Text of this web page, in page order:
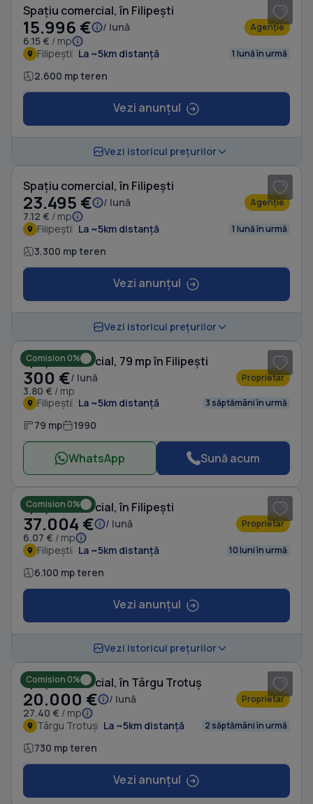
Spațiu comercial, în Filipești
15.996 €
/ lună
6.15 € / mp
Agenție
Filipești La ~5km distanță 1 lună în urmă
2.600 mp teren
Vezi anunțul
Vezi istoricul prețurilor
Spațiu comercial, în Filipești
23.495 €
/ lună
7.12 € / mp
Agenție
Filipești La ~5km distanță 1 lună în urmă
3.300 mp teren
Vezi anunțul
Vezi istoricul prețurilor
Comision 0%
Spațiu comercial, 79 mp în Filipești
300 €/ lună
3.80 € / mp
Proprietar
Filipești La ~5km distanță 3 săptămâni în urmă
79 mp 1990
WhatsApp Sună acum
Comision 0%
Spațiu comercial, în Filipești
37.004 €
/ lună
6.07 € / mp
Proprietar
Filipești La ~5km distanță 10 luni în urmă
6.100 mp teren
Vezi anunțul
Vezi istoricul prețurilor
Comision 0%
Spațiu comercial, în Târgu Trotuș
20.000 €
/ lună
27.40 € / mp
Proprietar
Târgu Trotuș La ~5km distanță 2 săptămâni în urmă
730 mp teren
Vezi anunțul